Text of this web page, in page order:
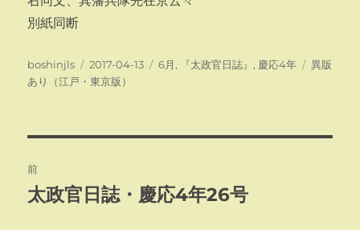
別紙同断
投
稿
boshinjls
投
稿
2017-04-13
カ
6月 , 『太政官日誌』 , 慶応4年
タ
異版
あり（江戸・東京版）
稿
前
前
太政官日誌・慶応4年26号